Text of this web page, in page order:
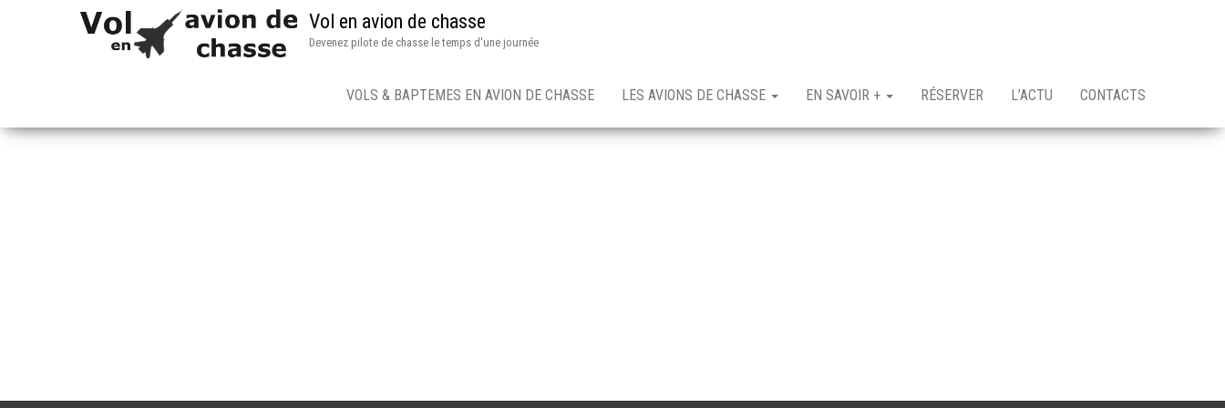
Vol en avion de chasse
Devenez pilote de chasse le temps d'une journée
VOLS & BAPTEMES EN AVION DE CHASSE LES AVIONS DE CHASSE EN SAVOIR + RÉSERVER L’ACTU CONTACTS